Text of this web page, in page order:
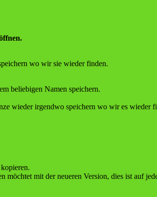
wo wir sie wieder finden.
beliebigen Namen speichern.
wieder irgendwo speichern wo wir es wieder
möchtet mit der neueren Version, dies ist auf